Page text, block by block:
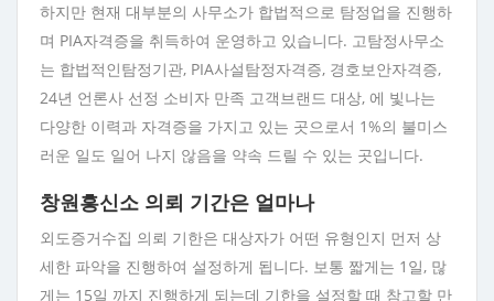
하지만 현재 대부분의 사무소가 합법적으로 탐정업을 진행하
며 PIA자격증을 취득하여 운영하고 있습니다. 고탐정사무소
는 합법적인탐정기관, PIA사설탐정자격증, 경호보안자격증,
24년 언론사 선정 소비자 만족 고객브랜드 대상, 에 빛나는
다양한 이력과 자격증을 가지고 있는 곳으로서 1%의 불미스
러운 일도 일어 나지 않음을 약속 드릴 수 있는 곳입니다.
창원흥신소 의뢰 기간은 얼마나
외도증거수집 의뢰 기한은 대상자가 어떤 유형인지 먼저 상
세한 파악을 진행하여 설정하게 됩니다. 보통 짧게는 1일, 많
게는 15일 까지 진행하게 되는데 기한을 설정할 때 참고할 만